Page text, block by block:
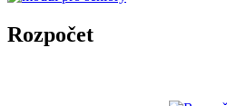
Rozpočet